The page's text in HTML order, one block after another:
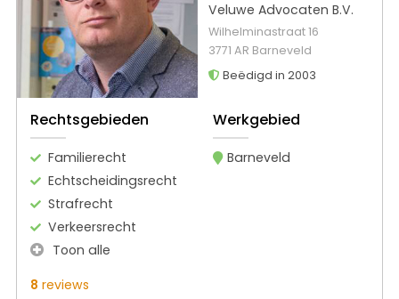
Veluwe Advocaten B.V.
Wilhelminastraat 16
3771 AR Barneveld
Beëdigd in 2003
Rechtsgebieden
Familierecht
Echtscheidingsrecht
Strafrecht
Verkeersrecht
Toon alle
Werkgebied
Barneveld
8 reviews